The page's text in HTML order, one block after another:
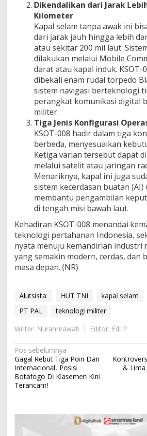
Dikendalikan dari Jarak
Kilometer
Kapal selam tanpa awak ini
dari jarak jauh hingga lebih
atau sekitar 200 mil laut.
dilakukan melalui Mobile
darat atau kapal induk. KSOT-
dibekali enam rudal torpedo
sistem navigasi berteknologi
perangkat komunikasi digital
militer.
Tiga Jenis Konfigurasi
KSOT-008 hadir dalam tiga
berbeda, menyesuaikan
Ketiga varian tersebut dapat
melalui satelit atau jaringan
Menariknya, kapal ini juga
sistem kecerdasan buatan
membantu pengambilan
di tengah misi bawah laut.
Kehadiran KSOT-008 menandai
teknologi pertahanan Indonesia,
nyata menuju kemandirian industri
yang semakin modern, cerdas, dan
masa depan. (NR)
Alutsista: HUT TNI kapal selam
PT PAL
teknologi militer
Writer: Nurahmawati
Editor: Edi P
N
a
v
Pos sebelumnya
Gagal Rebut Tiga Poin Dari
Internacional, Posisi
Botafogo Di Klasemen Kini
Terancam!
& Lima